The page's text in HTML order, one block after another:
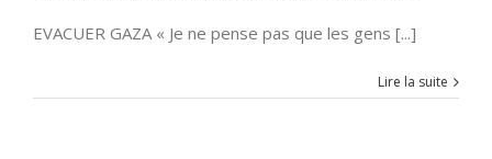
EVACUER GAZA « Je ne pense pas que les gens [...]
Lire la suite
LA UNE Accords